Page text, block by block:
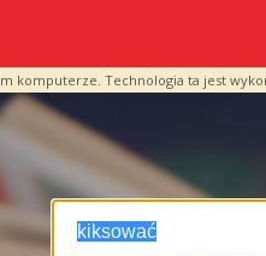
komputerze. Technologia ta jest